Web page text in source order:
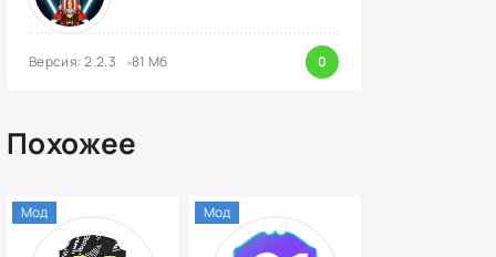
Версия: 2.2.3 81 Мб 0
Похожее
Мод Мод